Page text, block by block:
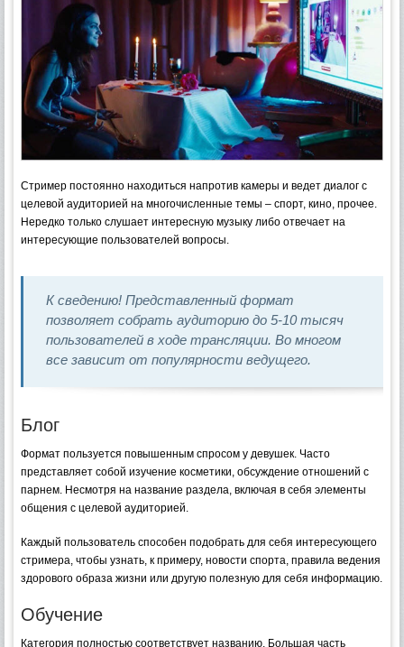
Стример постоянно находиться напротив камеры и ведет диалог с
целевой аудиторией на многочисленные темы – спорт, кино, прочее.
Нередко только слушает интересную музыку либо отвечает на
интересующие пользователей вопросы.
К сведению! Представленный формат
позволяет собрать аудиторию до 5-10 тысяч
пользователей в ходе трансляции. Во многом
все зависит от популярности ведущего.
Блог
Формат пользуется повышенным спросом у девушек. Часто
представляет собой изучение косметики, обсуждение отношений с
парнем. Несмотря на название раздела, включая в себя элементы
общения с целевой аудиторией.
Каждый пользователь способен подобрать для себя интересующего
стримера, чтобы узнать, к примеру, новости спорта, правила ведения
здорового образа жизни или другую полезную для себя информацию.
Обучение
Категория полностью соответствует названию. Большая часть